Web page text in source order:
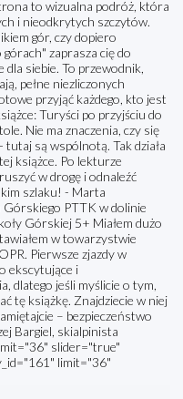
to wizualna podróż, która
i nieodkrytych szczytów.
gór, czy dopiero
zaprasza cię do
dla siebie. To przewodnik,
pełne niezliczonych
przyjąć każdego, kto jest
Turyści po przyjściu do
Nie ma znaczenia, czy się
tutaj są wspólnotą. Tak działa
książce. Po lekturze
w drogę i odnaleźć
szlaku! - Marta
PTTK w dolinie
Górskiej 5+ Miałem dużo
w towarzystwie
Pierwsze zjazdy w
ekscytujące i
dlatego jeśli myślicie o tym,
tę książkę. Znajdziecie w niej
– bezpieczeństwo
Bargiel, skialpinista
slider="true"
limit="36"